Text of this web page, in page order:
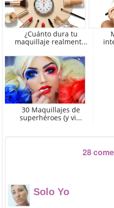
¿Cuánto dura tu
maquillaje realment...
30 Maquillajes de
superhéroes (y vi...
28
Solo Yo